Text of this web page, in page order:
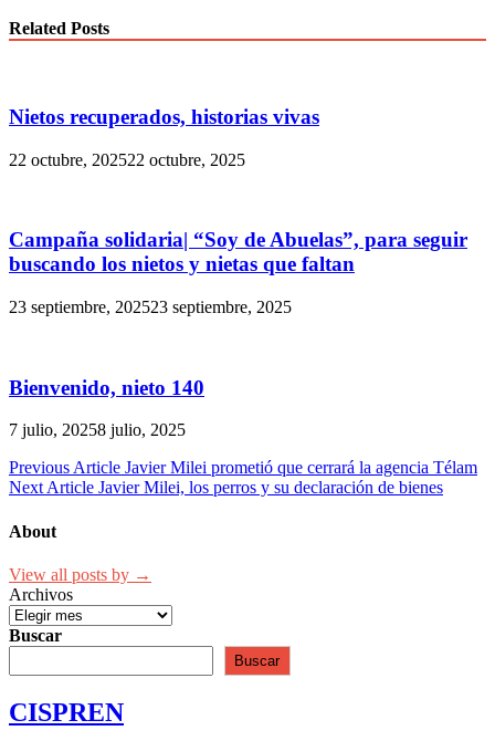
Related Posts
Nietos recuperados, historias vivas
22 octubre, 202522 octubre, 2025
Campaña solidaria| “Soy de Abuelas”, para seguir
buscando los nietos y nietas que faltan
23 septiembre, 202523 septiembre, 2025
Bienvenido, nieto 140
7 julio, 20258 julio, 2025
Navegación
de
entradas
Previous Article Javier Milei prometió que cerrará la agencia Télam
Next Article Javier Milei, los perros y su declaración de bienes
About
View all posts by →
Archivos
Buscar
Buscar
CISPREN